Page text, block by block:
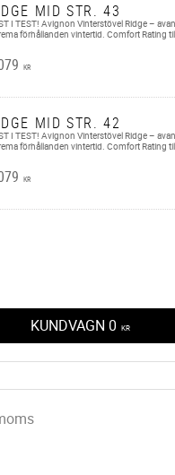
MID STR. 43
I TEST! Avignon Vinterstövel Ridge –
förhållanden vintertid. Comfort Rating
KR
MID STR. 42
I TEST! Avignon Vinterstövel Ridge –
förhållanden vintertid. Comfort Rating
KR
KUNDVAGN 0 KR